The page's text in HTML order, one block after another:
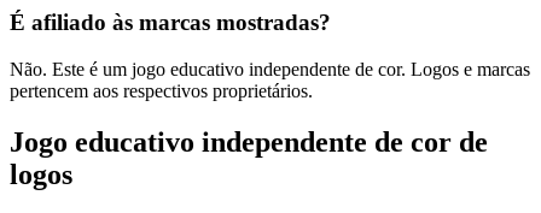
É afiliado às marcas mostradas?
Não. Este é um jogo educativo independente de cor. Logos e marcas
pertencem aos respectivos proprietários.
Jogo educativo independente de cor de
logos